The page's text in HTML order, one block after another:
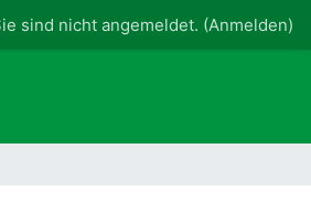
sind nicht angemeldet. (Anmelden)